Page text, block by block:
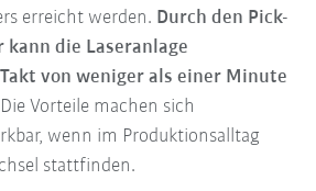
erreicht werden. Durch den Pick-
kann die Laseranlage
von weniger als einer Minute
Die Vorteile machen sich
wenn im Produktionsalltag
stattfinden.